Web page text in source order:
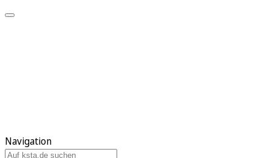
Navigation